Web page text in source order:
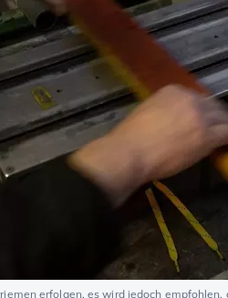
erfolgen, es wird jedoch